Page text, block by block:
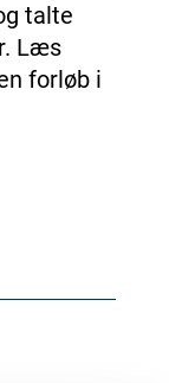
talte
Læs
forløb i